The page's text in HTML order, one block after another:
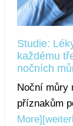
Studie:
každému
nočních
Noční můry
příznakům
More]